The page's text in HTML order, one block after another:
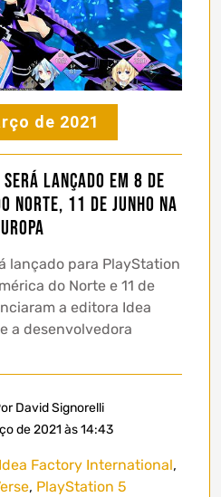
de 2021
será lançado em 8 de
Norte, 11 de junho na
lançado para PlayStation
do Norte e 11 de
a editora Idea
a desenvolvedora
David Signorelli
de 2021 às 14:43
Idea Factory International,
, PlayStation 5